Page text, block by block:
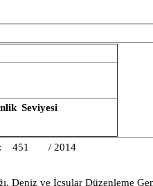
Seviyesi
451 / 2014
Deniz ve İçsular Düzenleme